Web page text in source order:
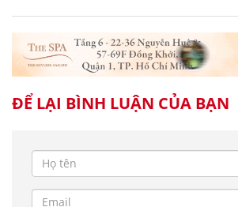
ĐỂ LẠI BÌNH LUẬN CỦA BẠN